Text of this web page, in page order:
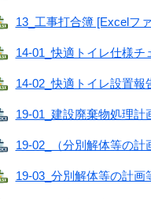
13_工事打合簿 [Excelフ
14-01_快適トイレ仕様
14-02_快適トイレ設置
19-01_建設廃棄物処理計
19-02_（分別解体等の
19-03_分別解体等の計